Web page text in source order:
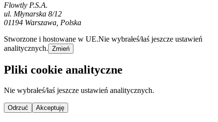
Flowtly P.S.A.
ul. Młynarska 8/12
01194 Warszawa, Polska
Stworzone i hostowane w UE.Nie wybrałeś/łaś jeszcze ustawień
analitycznych. Zmień
Pliki cookie analityczne
Nie wybrałeś/łaś jeszcze ustawień analitycznych.
Odrzuć Akceptuję